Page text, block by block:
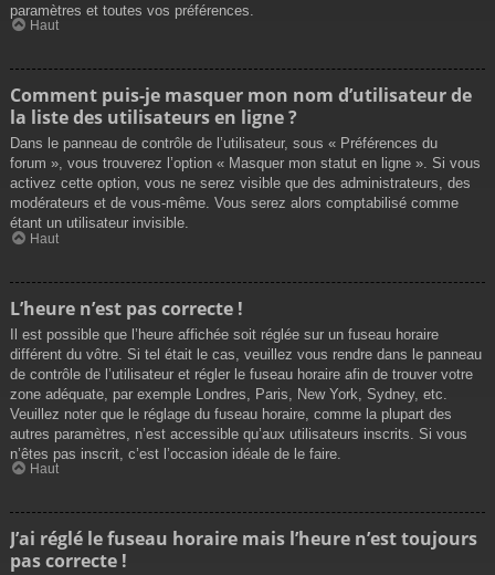
paramètres et toutes vos préférences.
Haut
Comment puis-je masquer mon nom d’utilisateur de
la liste des utilisateurs en ligne ?
Dans le panneau de contrôle de l’utilisateur, sous « Préférences du
forum », vous trouverez l’option « Masquer mon statut en ligne ». Si vous
activez cette option, vous ne serez visible que des administrateurs, des
modérateurs et de vous-même. Vous serez alors comptabilisé comme
étant un utilisateur invisible.
Haut
L’heure n’est pas correcte !
Il est possible que l’heure affichée soit réglée sur un fuseau horaire
différent du vôtre. Si tel était le cas, veuillez vous rendre dans le panneau
de contrôle de l’utilisateur et régler le fuseau horaire afin de trouver votre
zone adéquate, par exemple Londres, Paris, New York, Sydney, etc.
Veuillez noter que le réglage du fuseau horaire, comme la plupart des
autres paramètres, n’est accessible qu’aux utilisateurs inscrits. Si vous
n’êtes pas inscrit, c’est l’occasion idéale de le faire.
Haut
J’ai réglé le fuseau horaire mais l’heure n’est toujours
pas correcte !